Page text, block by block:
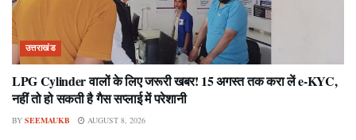
उत्तराखंड
LPG Cylinder वालों के लिए जरूरी खबर! 15 अगस्त तक करा लें e-KYC,
नहीं तो हो सकती है गैस सप्लाई में परेशानी
BY SEEMAUKB AUGUST 8, 2026